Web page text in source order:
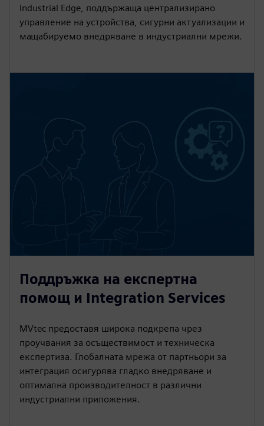
Industrial Edge, поддържаща централизирано
управление на устройства, сигурни актуализации и
мащабируемо внедряване в индустриални мрежи.
Поддръжка на експертна
помощ и Integration Services
MVtec предоставя широка подкрепа чрез
проучвания за осъществимост и техническа
експертиза. Глобалната мрежа от партньори за
интеграция осигурява гладко внедряване и
оптимална производителност в различни
индустриални приложения.